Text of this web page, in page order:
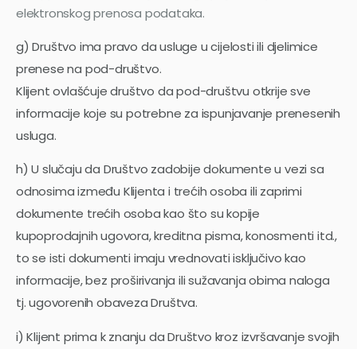
elektronskog prenosa podataka.
g) Društvo ima pravo da usluge u cijelosti ili djelimice
prenese na pod-društvo.
Klijent ovlašćuje društvo da pod-društvu otkrije sve
informacije koje su potrebne za ispunjavanje prenesenih
usluga.
h) U slučaju da Društvo zadobije dokumente u vezi sa
odnosima između Klijenta i trećih osoba ili zaprimi
dokumente trećih osoba kao što su kopije
kupoprodajnih ugovora, kreditna pisma, konosmenti itd.,
to se isti dokumenti imaju vrednovati isključivo kao
informacije, bez proširivanja ili sužavanja obima naloga
tj. ugovorenih obaveza Društva.
i) Klijent prima k znanju da Društvo kroz izvršavanje svojih